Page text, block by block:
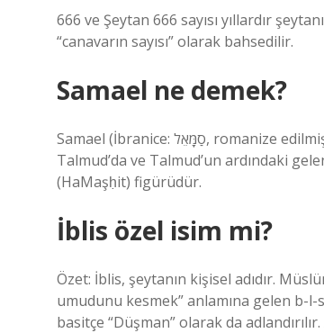
666 ve Şeytan 666 sayısı yıllardır
“canavarın sayısı” olarak bahsedilir.
Samael ne demek?
Samael (İbranice: סַמָּאֵל‎, romanize edilmiş: Sammāʾēl, tam anlamıyla “Tanrı’nın zehri”) Yahudilikte bir melektir.
Talmud’da ve Talmud’un ardındaki
(HaMaşḥit) figürüdür.
İblis özel isim mi?
Özet: İblis, şeytanın kişisel adıdır.
umudunu kesmek” anlamına gelen b-l-
basitçe “Düşman” olarak da